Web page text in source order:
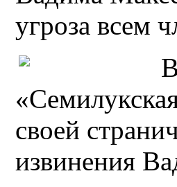
угроза всем
своей
извинения